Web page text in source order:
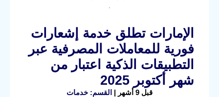
الإمارات تطلق خدمة إشعارات
فورية للمعاملات المصرفية عبر
التطبيقات الذكية اعتبار من
شهر أكتوبر 2025
قبل 9 أشهر | القسم: خدمات